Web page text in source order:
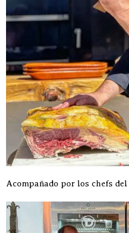
Acompañado por los chefs del